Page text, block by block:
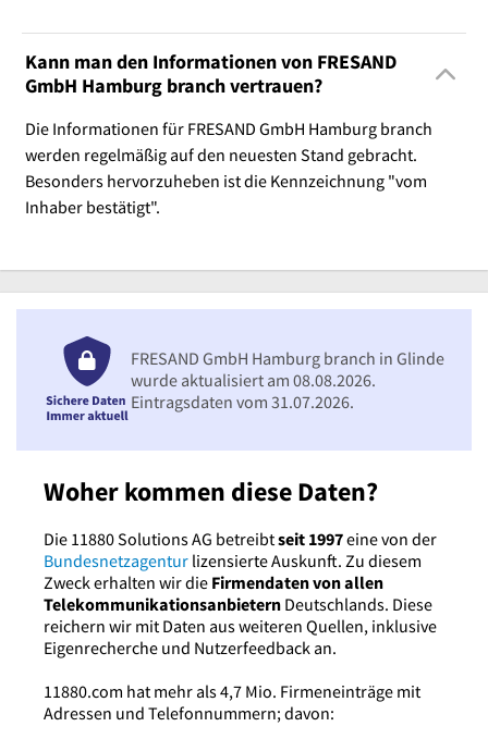
Kann man den Informationen von FRESAND
GmbH Hamburg branch vertrauen?
Die Informationen für FRESAND GmbH Hamburg branch
werden regelmäßig auf den neuesten Stand gebracht.
Besonders hervorzuheben ist die Kennzeichnung "vom
Inhaber bestätigt".
Woher kommen diese Daten?
Die 11880 Solutions AG betreibtseit 1997eine von der
Bundesnetzagentur lizensierte Auskunft. Zu diesem
Zweck erhalten wir die Firmendaten von allen
Telekommunikationsanbietern Deutschlands. Diese
reichern wir mit Daten aus weiteren Quellen, inklusive
Eigenrecherche und Nutzerfeedback an.
11880.com hat mehr als 4,7 Mio. Firmeneinträge mit
Adressen und Telefonnummern; davon:
FRESAND GmbH Hamburg branch in Glinde
wurde aktualisiert am 08.08.2026.
Eintragsdaten vom 31.07.2026.